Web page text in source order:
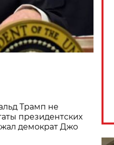
Трамп не
президентских
демократ Джо